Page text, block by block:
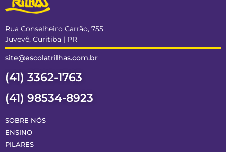
Rua Conselheiro Carrão, 755
Juvevê, Curitiba | PR
site@escolatrilhas.com.br
(41) 3362-1763
(41) 98534-8923
SOBRE NÓS
ENSINO
PILARES